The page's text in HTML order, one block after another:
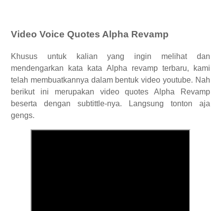
Video Voice Quotes Alpha Revamp
Khusus untuk kalian yang ingin melihat dan
mendengarkan kata kata Alpha revamp terbaru, kami
telah membuatkannya dalam bentuk video youtube. Nah
berikut ini merupakan video quotes Alpha Revamp
beserta dengan subtittle-nya. Langsung tonton aja
gengs.